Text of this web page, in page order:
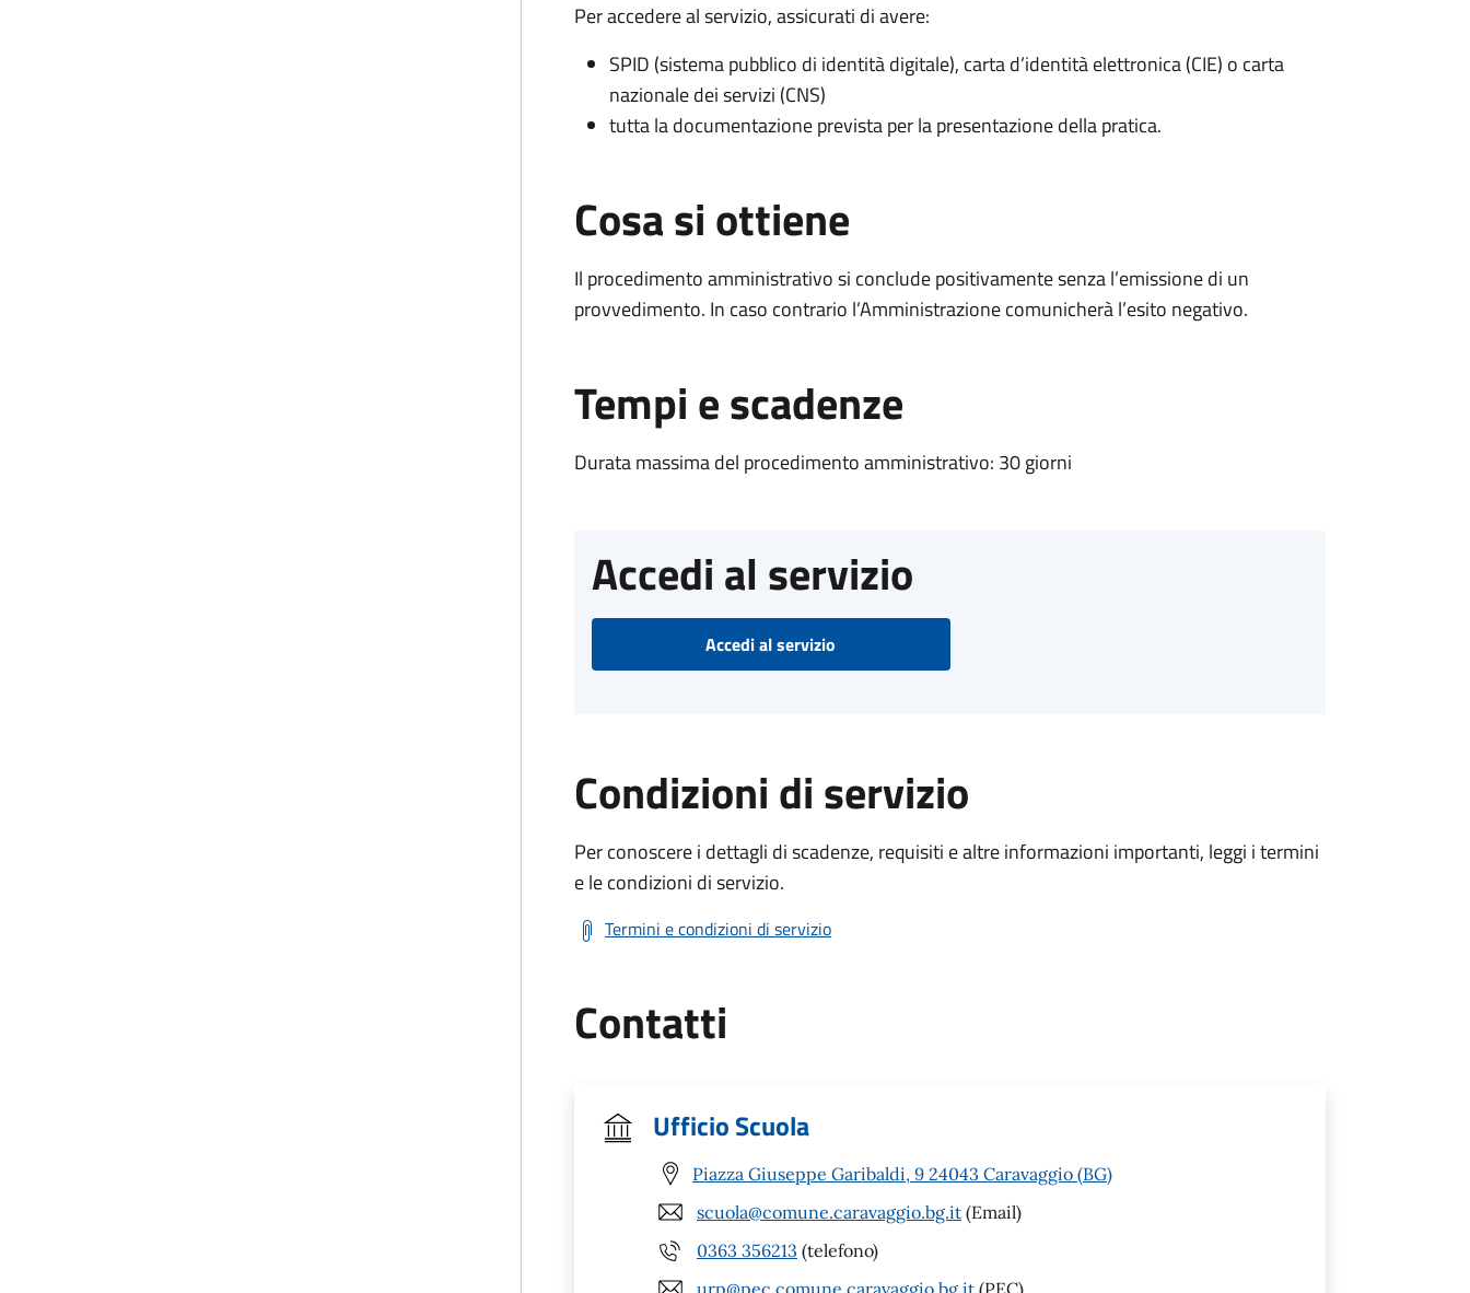
Per accedere al servizio, assicurati di avere:
SPID (sistema pubblico di identità digitale), carta d’identità elettronica (CIE) o carta
nazionale dei servizi (CNS)
tutta la documentazione prevista per la presentazione della pratica.
Cosa si ottiene
Il procedimento amministrativo si conclude positivamente senza l’emissione di un
provvedimento. In caso contrario l’Amministrazione comunicherà l’esito negativo.
Tempi e scadenze
Durata massima del procedimento amministrativo: 30 giorni
Accedi al servizio
Accedi al servizio
Condizioni di servizio
Per conoscere i dettagli di scadenze, requisiti e altre informazioni importanti, leggi i termini
e le condizioni di servizio.
Termini e condizioni di servizio
Contatti
Ufficio Scuola
Piazza Giuseppe Garibaldi, 9 24043 Caravaggio (BG)
scuola@comune.caravaggio.bg.it (Email)
0363 356213 (telefono)
urp@pec.comune.caravaggio.bg.it (PEC)